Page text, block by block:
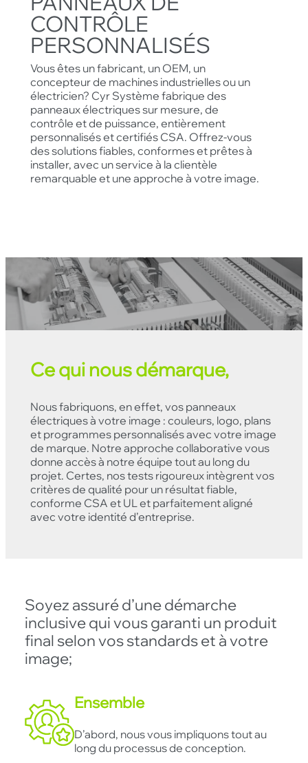
CONTRÔLE
PERSONNALISÉS
Vous êtes un fabricant, un OEM, un
concepteur de machines industrielles ou un
électricien? Cyr Système fabrique des
panneaux électriques sur mesure, de
contrôle et de puissance, entièrement
personnalisés et certifiés CSA. Offrez-vous
des solutions fiables, conformes et prêtes à
installer, avec un service à la clientèle
remarquable et une approche à votre image.
Ce qui nous démarque,
Nous fabriquons, en effet, vos panneaux
électriques à votre image : couleurs, logo, plans
et programmes personnalisés avec votre image
de marque. Notre approche collaborative vous
donne accès à notre équipe tout au long du
projet. Certes, nos tests rigoureux intègrent vos
critères de qualité pour un résultat fiable,
conforme CSA et UL et parfaitement aligné
avec votre identité d’entreprise.
Soyez assuré d’une démarche
inclusive qui vous garanti un produit
final selon vos standards et à votre
image;
Ensemble
D’abord, nous vous impliquons tout au
long du processus de conception.